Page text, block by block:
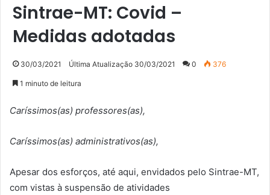
Sintrae-MT: Covid –
Medidas adotadas
30/03/2021 Última Atualização 30/03/2021 0 376
1 minuto de leitura
Caríssimos(as) professores(as),
Caríssimos(as) administrativos(as),
Apesar dos esforços, até aqui, envidados pelo Sintrae-MT,
com vistas à suspensão de atividades